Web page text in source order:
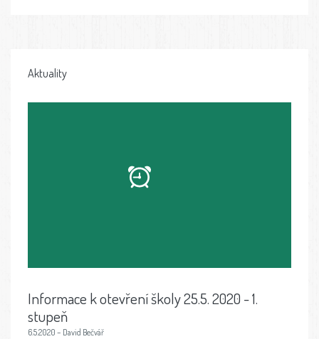
Aktuality
Informace k otevření školy 25.5. 2020 - 1.
stupeň
6.5.2020 – David Bečvář